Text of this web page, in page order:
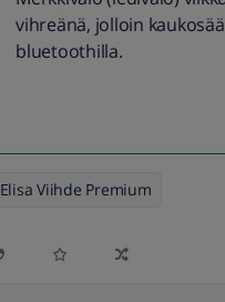
vihreänä, jolloin
bluetoothilla.
Elisa Viihde Premium